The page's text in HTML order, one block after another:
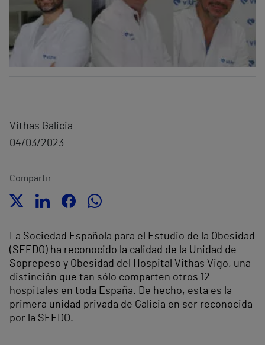
Vithas Galicia
04/03/2023
Compartir
La Sociedad Española para el Estudio de la Obesidad
(SEEDO) ha reconocido la calidad de la Unidad de
Soprepeso y Obesidad del Hospital Vithas Vigo, una
distinción que tan sólo comparten otros 12
hospitales en toda España. De hecho, esta es la
primera unidad privada de Galicia en ser reconocida
por la SEEDO.